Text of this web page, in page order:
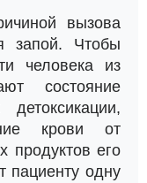
вызова
запой. Чтобы
человека из
состояние
крови от
продуктов его
пациенту одну